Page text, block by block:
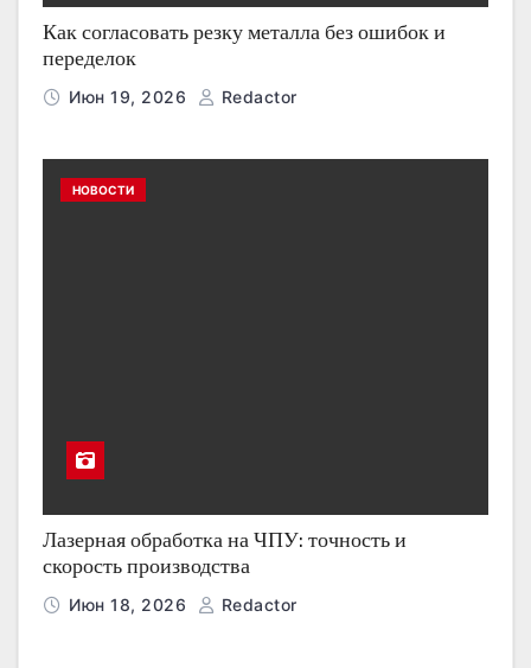
Как согласовать резку металла без ошибок и
переделок
Июн 19, 2026 Redactor
НОВОСТИ
Лазерная обработка на ЧПУ: точность и
скорость производства
Июн 18, 2026 Redactor